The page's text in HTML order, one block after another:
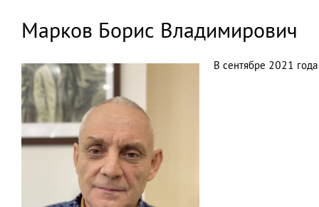
навигации
Марков Борис Владимирович
В сентябре 2021